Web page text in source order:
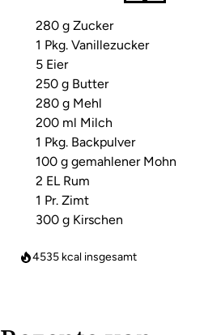
280 g Zucker
1 Pkg. Vanillezucker
5 Eier
250 g Butter
280 g Mehl
200 ml Milch
1 Pkg. Backpulver
100 g gemahlener Mohn
2 EL Rum
1 Pr. Zimt
300 g Kirschen
4535 kcal insgesamt